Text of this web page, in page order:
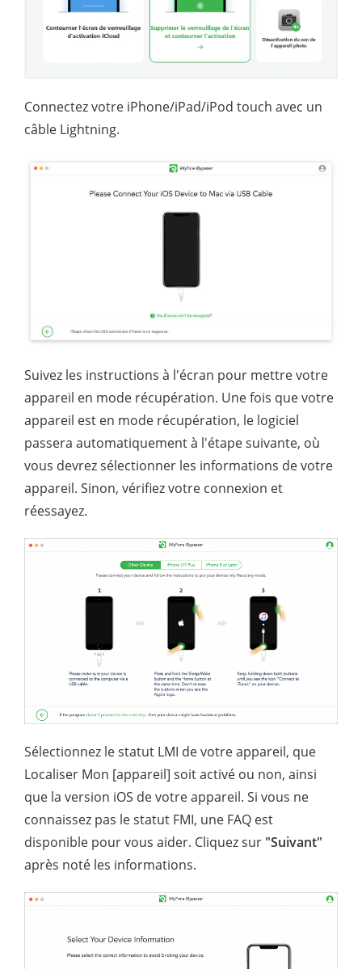
Connectez votre iPhone/iPad/iPod touch avec un
câble Lightning.
Suivez les instructions à l'écran pour mettre votre
appareil en mode récupération. Une fois que votre
appareil est en mode récupération, le logiciel
passera automatiquement à l'étape suivante, où
vous devrez sélectionner les informations de votre
appareil. Sinon, vérifiez votre connexion et
réessayez.
Sélectionnez le statut LMI de votre appareil, que
Localiser Mon [appareil] soit activé ou non, ainsi
que la version iOS de votre appareil. Si vous ne
connaissez pas le statut FMI, une FAQ est
disponible pour vous aider. Cliquez sur "Suivant"
après noté les informations.